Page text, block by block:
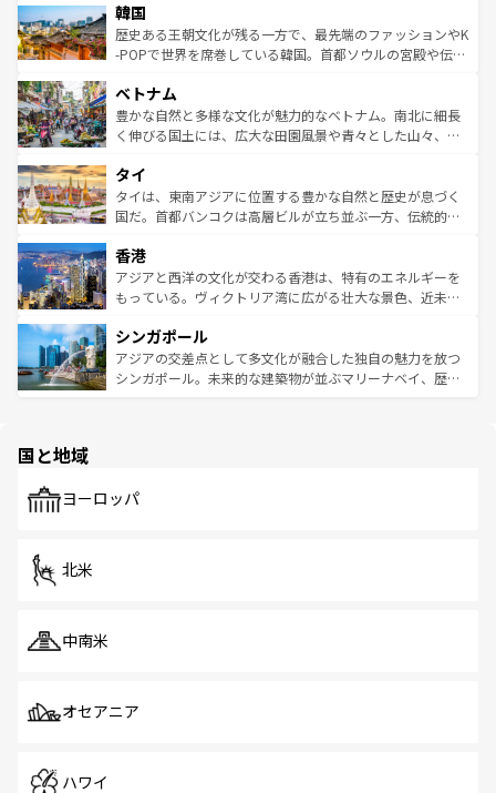
ワイを、存分に味わってほしい。 なお、新着のハワイ情報
はコンテンツ一覧を参照してほしい。
いる。アクティビティも充実しており、サーフィンやダイ
ビング、ハイキングなど、アウトドア好きにはたまらな
い。オーストラリアの多彩な魅力を存分に味わいつくそ
参照してほしい。
ン）、静ひつな山岳地帯である台湾東部など、都市の喧騒
と山間の静けさが共存しており、訪れる人に新しい発見と
驚きをもたらしてくれる。また、奥深い台湾の食文化も魅
容にもいいと評判のスイーツなど、バラエティ豊かな料理
が味わえる。 なお、新着の台湾情報は コンテンツ一覧を参
照してほしい。
韓国
歴史ある王朝文化が残る一方で、最先端のファッションやK
-POPで世界を席巻している韓国。首都ソウルの宮殿や伝統
き、地方に足を延ばせば四季折々の自然美を楽しむことが
できる。そして、キムチや焼肉、絶品のストリートフード
まで、さまざまな韓国料理が待っている。夜には、韓国な
リティに包まれながら、韓国の多彩な魅力を心ゆくまで味
わってみてほしい。 なお、新着の韓国情報はコンテンツ一
覧を参照してほしい。
ベトナム
豊かな自然と多様な文化が魅力的なベトナム。南北に細長
く伸びる国土には、広大な田園風景や青々とした山々、世
急速な発展と共に伝統が息づく。ハノイの古い町並みやホ
ーチミン市のフランス統治時代の建物も、独特の雰囲気を
醸し出している。また、バラエティの豊かさとおいしさで
とつ。フォーやバインミー、ベトナムコーヒーなどは、ぜ
ひ現地で味わいたい。どの地域を訪れてもあたたかい人々
が旅行者を迎えてくれるので、きっと忘れられない旅にな
参照してほしい。
タイ
タイは、東南アジアに位置する豊かな自然と歴史が息づく
国だ。首都バンコクは高層ビルが立ち並ぶ一方、伝統的な
の活気が交差している。北部ではチェンマイなどの山岳地
帯で自然と触れ合い、南部ではプーケットやクラビの美し
いビーチでリゾート気分を楽しむことができる。タイ料理
激する。気候は一年中温暖で、どの季節にも異なる楽しみ
が待っている。親しみやすいタイの人々、仏教を中心とし
た文化、そして多様な観光資源が、訪れる旅人を魅了し続
香港
アジアと西洋の文化が交わる香港は、特有のエネルギーを
もっている。ヴィクトリア湾に広がる壮大な景色、近未来
み、どこを訪れても感動するはず。観光スポットが密集し
ており、効率よく見どころを回れるのも魅力。息をのむよ
うな絶景から文化的な体験まで、香港を存分に楽しみ尽く
シンガポール
アジアの交差点として多文化が融合した独自の魅力を放つ
シンガポール。未来的な建築物が並ぶマリーナベイ、歴史
で、ホーカーズは地元の風情を楽しめる外せないスポット
国と地域
ヨーロッパ
北米
中南米
オセアニア
ハワイ